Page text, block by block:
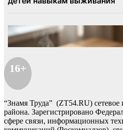
16+
“Знамя Труда” (ZT54.RU) сетевое
района. Зарегистрировано
сфере связи, информационных